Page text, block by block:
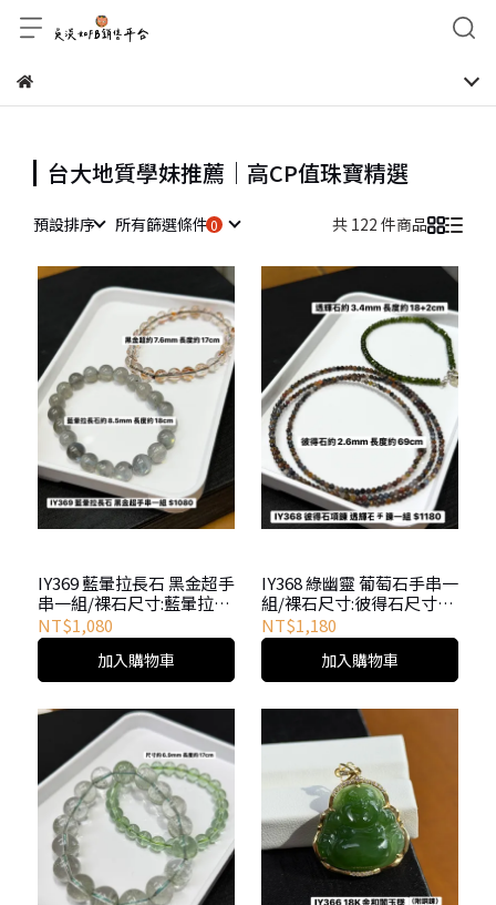
台大地質學妹推薦｜高CP值珠寶精選
預設排序 所有篩選條件 共 122 件商品
IY369 藍暈拉長石 黑金超手
串一組/裸石尺寸:藍暈拉長
石尺寸約8.5mm/長度約
18cm黑金超約7.6mm/長
度約17cm
NT$1,080
加入購物車
IY368 綠幽靈 葡萄石手串一
組/裸石尺寸:彼得石尺寸約
2.6mm/長度約69cm透輝
石約3.4mm/長度約
18+2cm
NT$1,180
加入購物車